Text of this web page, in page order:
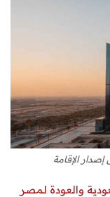
الإقامة
والعودة لمصر